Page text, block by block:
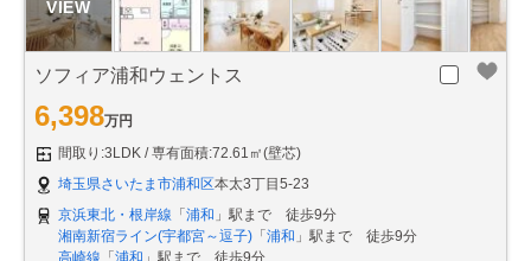
ソフィア浦和ウェントス
6,398万円
間取り:3LDK
専有面積:72.61㎡(壁芯)
埼玉県さいたま市浦和区本太3丁目5-23
京浜東北・根岸線 「浦和 」駅まで 徒歩9分
湘南新宿ライン(宇都宮～逗子) 「浦和 」駅まで 徒歩9分
高崎線 「浦和 」駅まで 徒歩9分